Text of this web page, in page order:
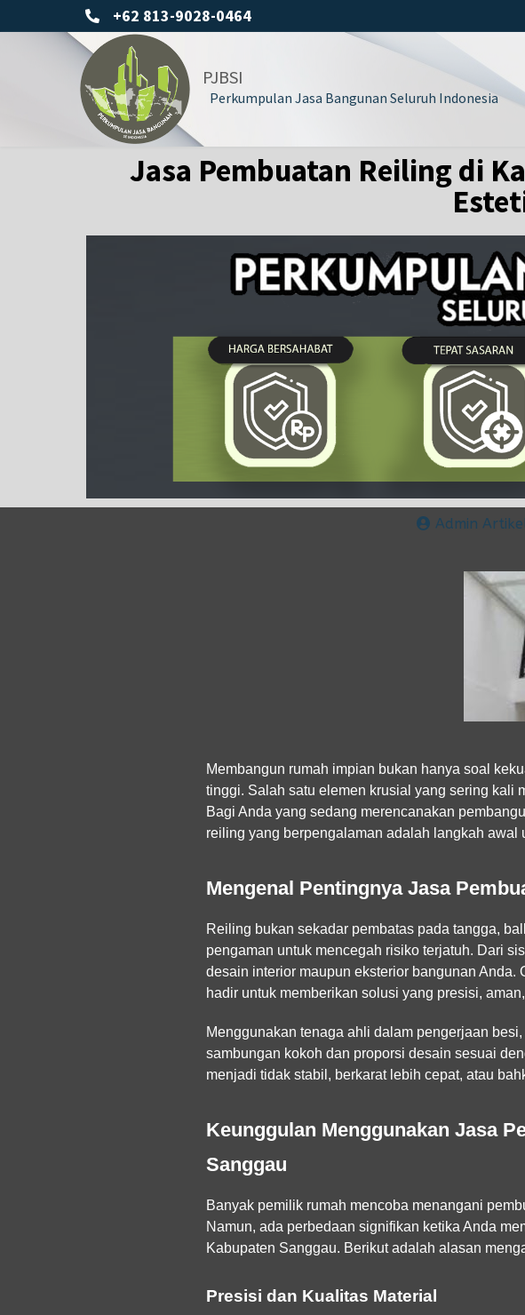
+62 813-9028-0464
PJBSI
Perkumpulan Jasa Bangunan Seluruh Indonesia
Jasa Pembuatan Reiling di
Admin
Membangun rumah impian bukan hanya soal
tinggi. Salah satu elemen krusial yang sering kali
Bagi Anda yang sedang merencanakan
reiling yang berpengalaman adalah langkah
Mengenal Pentingnya Jasa
Reiling bukan sekadar pembatas pada tangga,
pengaman untuk mencegah risiko terjatuh. Dari
desain interior maupun eksterior bangunan
hadir untuk memberikan solusi yang presisi,
Menggunakan tenaga ahli dalam pengerjaan
sambungan kokoh dan proporsi desain sesuai
menjadi tidak stabil, berkarat lebih cepat, atau
Keunggulan Menggunakan Jasa
Sanggau
Banyak pemilik rumah mencoba menangani
Namun, ada perbedaan signifikan ketika Anda
Kabupaten Sanggau. Berikut adalah alasan
Presisi dan Kualitas Material